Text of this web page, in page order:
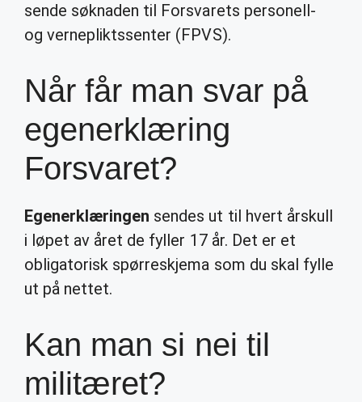
sende søknaden til Forsvarets personell-
og vernepliktssenter (FPVS).
Når får man svar på
egenerklæring
Forsvaret?
Egenerklæringen sendes ut til hvert årskull
i løpet av året de fyller 17 år. Det er et
obligatorisk spørreskjema som du skal fylle
ut på nettet.
Kan man si nei til
militæret?